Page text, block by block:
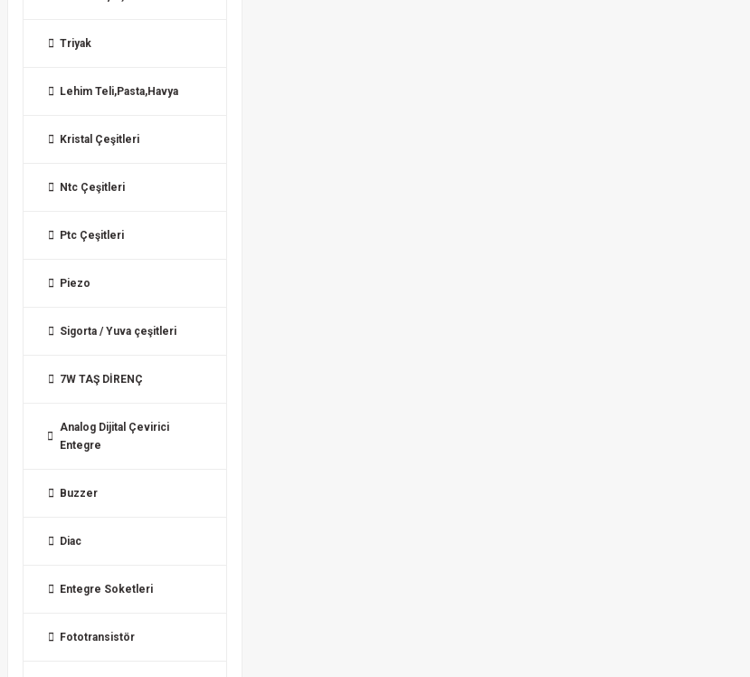
Triyak
Lehim Teli,Pasta,Havya
Kristal Çeşitleri
Ntc Çeşitleri
Ptc Çeşitleri
Piezo
Sigorta / Yuva çeşitleri
7W TAŞ DİRENÇ
Analog Dijital Çevirici
Entegre
Buzzer
Diac
Entegre Soketleri
Fototransistör